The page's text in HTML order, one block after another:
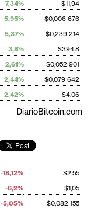
7,34%
$11,94
5,95%
$0,006 676
5,37%
$0,239 214
3,8%
$394,8
2,61%
$0,052 901
2,44%
$0,079 642
2,42% $4,06
DiarioBitcoin.com
-18,12%
$2,55
-6,2%
$1,05
-5,05%
$0,082 155